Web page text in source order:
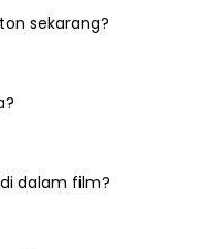
sekarang?
dalam film?